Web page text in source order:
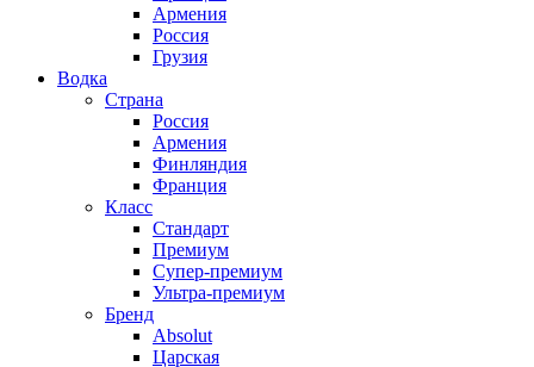
Армения
Россия
Грузия
Водка
Страна
Россия
Армения
Финляндия
Франция
Класс
Стандарт
Премиум
Супер-премиум
Ультра-премиум
Бренд
Absolut
Царская